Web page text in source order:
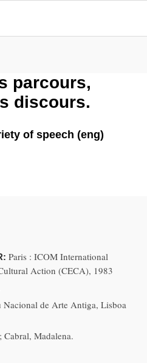
parcours,
discours.
of speech (eng)
Paris : ICOM International
Action (CECA), 1983
Nacional de Arte Antiga, Lisboa
Madalena.